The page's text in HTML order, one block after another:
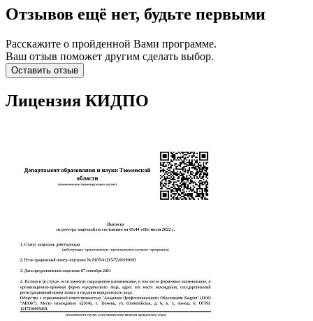
Отзывов ещё нет, будьте первыми
Расскажите о пройденной Вами программе.
Ваш отзыв поможет другим сделать выбор.
Оставить отзыв
Лицензия КИДПО